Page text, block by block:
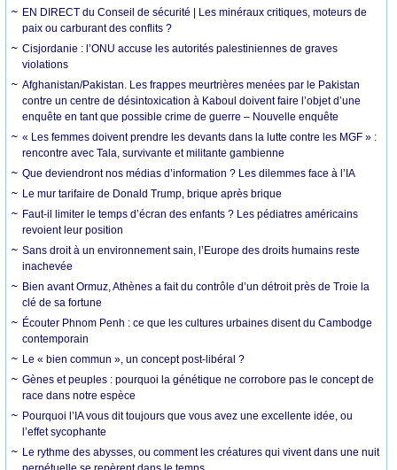
EN DIRECT du Conseil de sécurité | Les minéraux critiques, moteurs de
paix ou carburant des conflits ?
Cisjordanie : l’ONU accuse les autorités palestiniennes de graves
violations
Afghanistan/Pakistan. Les frappes meurtrières menées par le Pakistan
contre un centre de désintoxication à Kaboul doivent faire l’objet d’une
enquête en tant que possible crime de guerre – Nouvelle enquête
« Les femmes doivent prendre les devants dans la lutte contre les MGF » :
rencontre avec Tala, survivante et militante gambienne
Que deviendront nos médias d’information ? Les dilemmes face à l’IA
Le mur tarifaire de Donald Trump, brique après brique
Faut-il limiter le temps d’écran des enfants ? Les pédiatres américains
revoient leur position
Sans droit à un environnement sain, l’Europe des droits humains reste
inachevée
Bien avant Ormuz, Athènes a fait du contrôle d’un détroit près de Troie la
clé de sa fortune
Écouter Phnom Penh : ce que les cultures urbaines disent du Cambodge
contemporain
Le « bien commun », un concept post-libéral ?
Gènes et peuples : pourquoi la génétique ne corrobore pas le concept de
race dans notre espèce
Pourquoi l’IA vous dit toujours que vous avez une excellente idée, ou
l’effet sycophante
Le rythme des abysses, ou comment les créatures qui vivent dans une nuit